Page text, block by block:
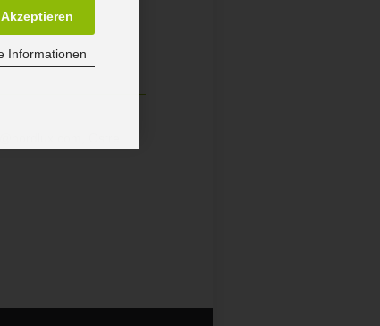
Informationen
Ostre